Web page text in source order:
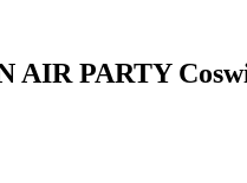
AIR PARTY